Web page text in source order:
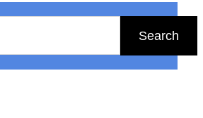
Search